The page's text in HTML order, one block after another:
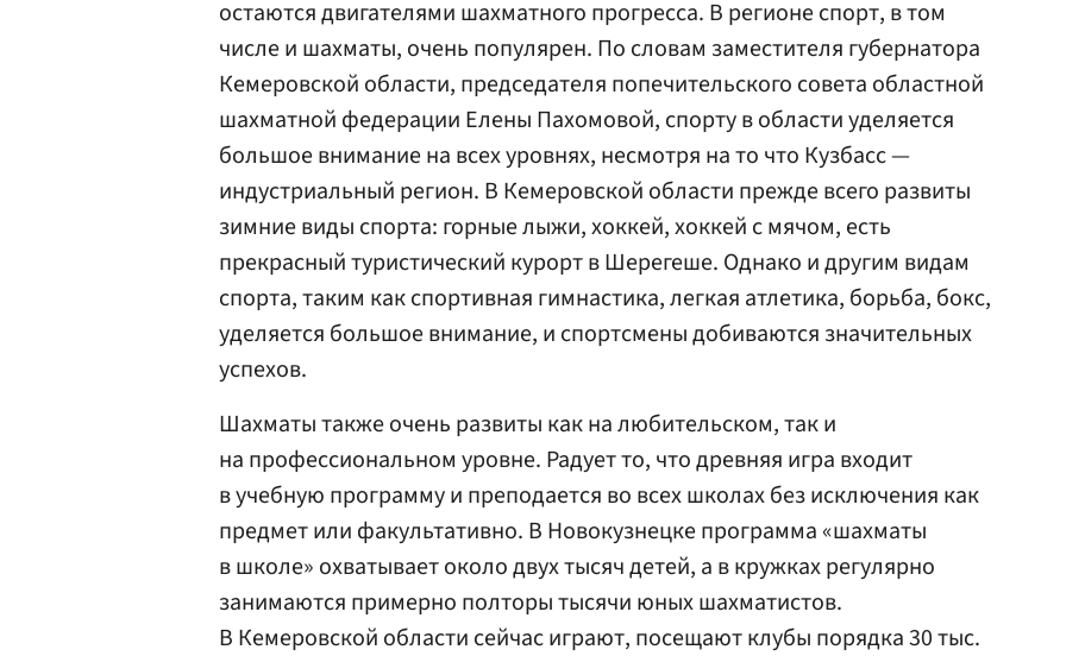
остаются двигателями шахматного прогресса. В регионе спорт, в том
числе и шахматы, очень популярен. По словам заместителя губернатора
Кемеровской области, председателя попечительского совета областной
шахматной федерации Елены Пахомовой, спорту в области уделяется
большое внимание на всех уровнях, несмотря на то что Кузбасс —
индустриальный регион. В Кемеровской области прежде всего развиты
зимние виды спорта: горные лыжи, хоккей, хоккей с мячом, есть
прекрасный туристический курорт в Шерегеше. Однако и другим видам
спорта, таким как спортивная гимнастика, легкая атлетика, борьба, бокс,
уделяется большое внимание, и спортсмены добиваются значительных
успехов.
Шахматы также очень развиты как на любительском, так и
на профессиональном уровне. Радует то, что древняя игра входит
в учебную программу и преподается во всех школах без исключения как
предмет или факультативно. В Новокузнецке программа «шахматы
в школе» охватывает около двух тысяч детей, а в кружках регулярно
занимаются примерно полторы тысячи юных шахматистов.
В Кемеровской области сейчас играют, посещают клубы порядка 30 тыс.